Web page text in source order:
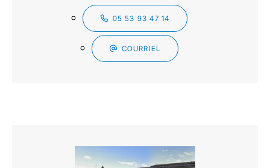
05 53 93 47 14
COURRIEL